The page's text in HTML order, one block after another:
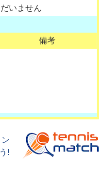
いません
備考
!